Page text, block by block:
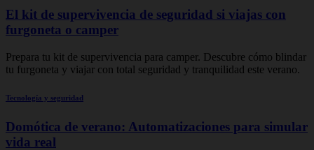
El kit de supervivencia de seguridad si viajas con
furgoneta o camper
Prepara tu kit de supervivencia para camper. Descubre cómo blindar
tu furgoneta y viajar con total seguridad y tranquilidad este verano.
Tecnología y seguridad
Domótica de verano: Automatizaciones para simular
vida real